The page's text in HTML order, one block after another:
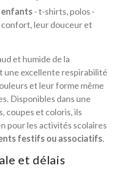
- t-shirts, polos -
leur douceur et
et humide de la
excellente respirabilité
et leur forme même
Disponibles dans une
coupes et coloris, ils
pour les activités scolaires
festifs ou associatifs.
et délais